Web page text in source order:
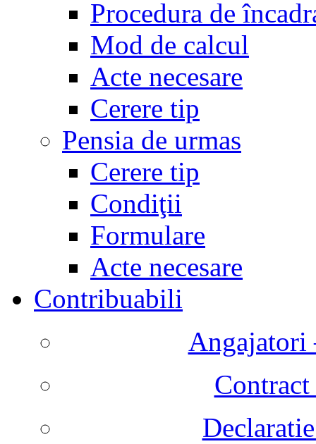
Procedura de
Mod de calcul
Acte necesare
Cerere tip
Pensia de urmas
Cerere tip
Condiţii
Formulare
Acte necesare
Contribuabili
Angajatori
Contract